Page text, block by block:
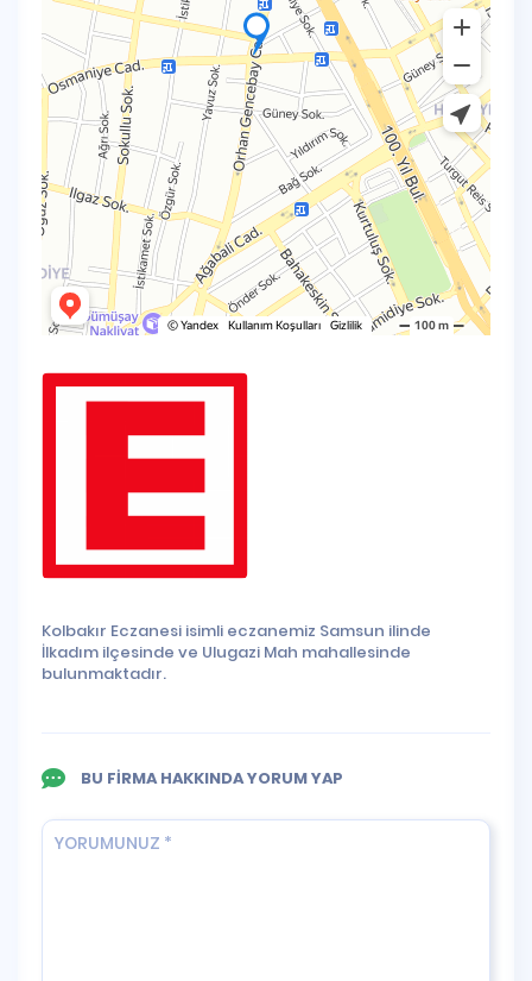
Kolbakır Eczanesi isimli eczanemiz Samsun ilinde
İlkadım ilçesinde ve Ulugazi Mah mahallesinde
bulunmaktadır.
BU FİRMA HAKKINDA YORUM YAP